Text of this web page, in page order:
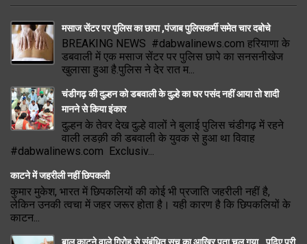
मसाज सेंटर पर पुलिस का छापा ,पंजाब पुलिसकर्मी समेत चार दबोचे
BREAKING NEWS #dabwalinews.com हरियाणा के
डबवाली में एक मसाज सेंटर पर पुलिस छापे का सनसनीखेज
खुलासा हुआ है.पुलिस ने देर रात म...
चंडीगढ़ की दुल्हन को डबवाली के दुल्हे का घर पसंद नहीं आया तो शादी
मानने से किया इंकार
दुल्हन के तेवर देख दुल्हे वालों ने बुलाई पुलिस चंडीगढ़ में रहने
वाली लडक़ी की डबवाली के युवक से हुआ था विवाह
#dabwalinews.com Exclusiv...
काटने में जहरीली नहीं छिपकली
कुमार मुकेश, भारत में छिपकलियों की कोई भी प्रजाति जहरीली नहीं है,
लेकिन उनकी त्वचा में जहर जरूर होता है। यही कारण है कि छिपकलियों के
काटन...